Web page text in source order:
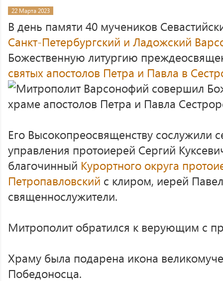
22 Марта 2023
В день памяти 40 мучеников
Санкт-Петербургский и Ладожский
Божественную литургию
святых апостолов Петра и Павла в
Его Высокопреосвященству сослужили
управления протоиерей Сергий
благочинный Курортного округа
Петропавловский с клиром, иерей
священнослужители.
Митрополит обратился к верующим с
Храму была подарена икона
Победоносца.